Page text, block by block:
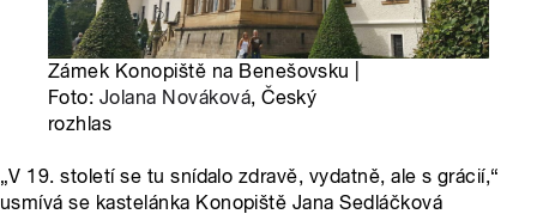
Zámek Konopiště na Benešovsku |
Foto: Jolana Nováková, Český
rozhlas
„V 19. století se tu snídalo zdravě, vydatně, ale s grácií,“
usmívá se kastelánka Konopiště Jana Sedláčková